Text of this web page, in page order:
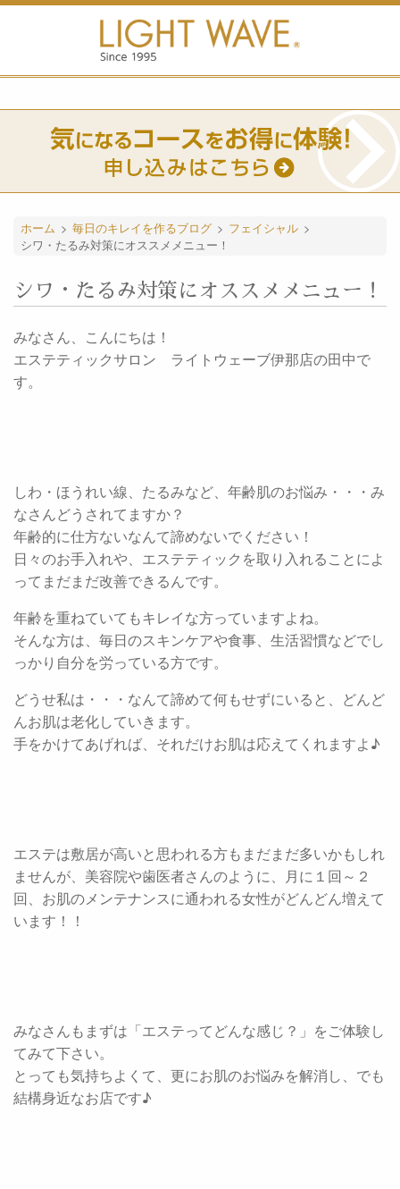
ホーム > 毎日のキレイを作るブログ > フェイシャル >
シワ・たるみ対策にオススメメニュー！
シワ・たるみ対策にオススメメニュー！
みなさん、こんにちは！
エステティックサロン ライトウェーブ伊那店の田中で
す。
しわ・ほうれい線、たるみなど、年齢肌のお悩み・・・み
なさんどうされてますか？
年齢的に仕方ないなんて諦めないでください！
日々のお手入れや、エステティックを取り入れることによ
ってまだまだ改善できるんです。
年齢を重ねていてもキレイな方っていますよね。
そんな方は、毎日のスキンケアや食事、生活習慣などでし
っかり自分を労っている方です。
どうせ私は・・・なんて諦めて何もせずにいると、どんど
んお肌は老化していきます。
手をかけてあげれば、それだけお肌は応えてくれますよ♪
エステは敷居が高いと思われる方もまだまだ多いかもしれ
ませんが、美容院や歯医者さんのように、月に１回～２
回、お肌のメンテナンスに通われる女性がどんどん増えて
います！！
みなさんもまずは「エステってどんな感じ？」をご体験し
てみて下さい。
とっても気持ちよくて、更にお肌のお悩みを解消し、でも
結構身近なお店です♪